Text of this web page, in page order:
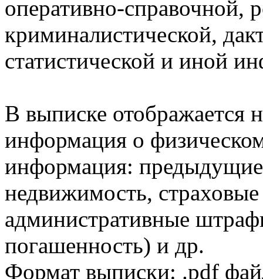
оперативно-справочной,
криминалистической,
статистической и иной
В выписке отображается
информация о
информация:
недвижимость,
административные
погашенность) и др.
Формат выписки: .pdf